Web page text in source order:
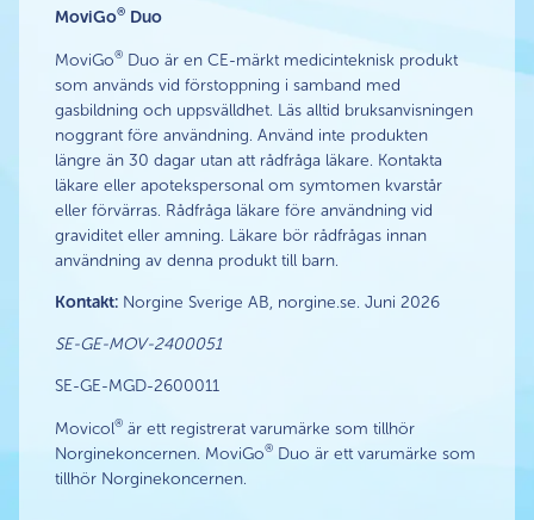
MoviGo® Duo
MoviGo® Duo är en CE-märkt medicinteknisk produkt
som används vid förstoppning i samband med
gasbildning och uppsvälldhet. Läs alltid bruksanvisningen
noggrant före användning. Använd inte produkten
längre än 30 dagar utan att rådfråga läkare. Kontakta
läkare eller apotekspersonal om symtomen kvarstår
eller förvärras. Rådfråga läkare före användning vid
graviditet eller amning. Läkare bör rådfrågas innan
användning av denna produkt till barn.
Kontakt: Norgine Sverige AB, norgine.se. Juni 2026
SE-GE-MOV-2400051
SE-GE-MGD-2600011
Movicol® är ett registrerat varumärke som tillhör
Norginekoncernen. MoviGo® Duo är ett varumärke som
tillhör Norginekoncernen.